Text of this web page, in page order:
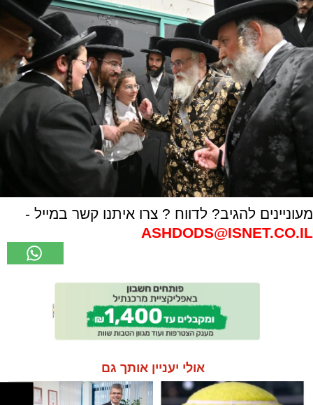
מעוניינים להגיב? לדווח ? צרו איתנו קשר במייל -
ASHDODS@ISNET.CO.IL
אולי יעניין אותך גם